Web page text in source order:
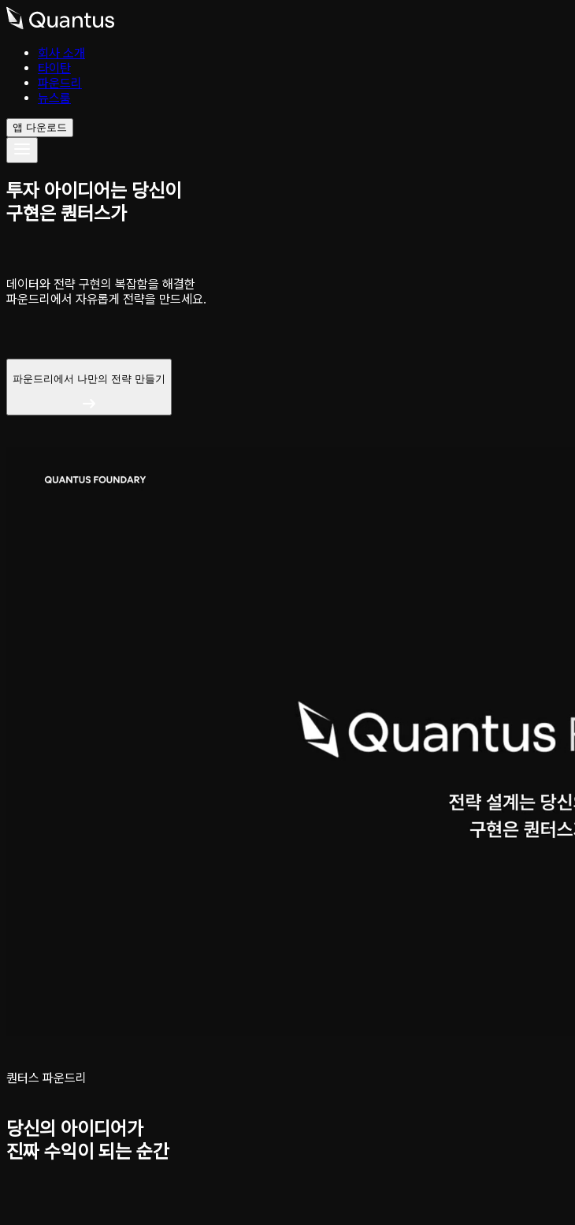
회사 소개
타이탄
파운드리
뉴스룸
앱 다운로드
투자 아이디어는 당신이
구현은 퀀터스가
데이터와 전략 구현의 복잡함을 해결한
파운드리에서 자유롭게 전략을 만드세요.
파운드리에서 나만의 전략 만들기
퀀터스 파운드리
당신의 아이디어가
진짜 수익이 되는 순간